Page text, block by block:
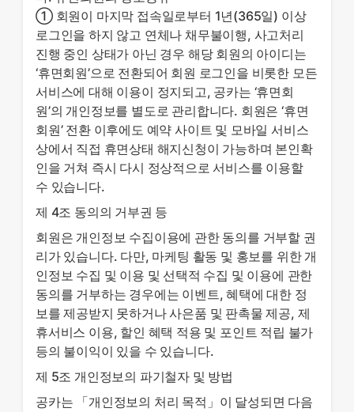
① 회원이 마지막 접속일로부터 1년(365일) 이상
로그인을 하지 않고 연체나 채무불이행, 사고처리
진행 중인 상태가 아닌 경우 해당 회원의 아이디는
‘휴면회원’으로 전환되어 회원 로그인을 비롯한 모든
서비스에 대해 이용이 정지되고, 공카는 ‘휴면회
원’의 개인정보를 별도로 관리합니다. 회원은 ‘휴면
회원’ 전환 이후에도 예약 사이트 및 모바일 서비스
상에서 직접 휴면상태 해지신청이 가능하며 본인확
인을 거쳐 즉시 다시 정상적으로 서비스를 이용할
수 있습니다.
제 4조 동의의 거부권 등
회원은 개인정보 수집이용에 관한 동의를 거부할 권
리가 있습니다. 다만, 마케팅 활동 및 홍보를 위한 개
인정보 수집 및 이용 및 선택적 수집 및 이용에 관한
동의를 거부하는 경우에는 이벤트, 혜택에 대한 정
보를 제공받지 못하거나 사은품 및 판촉물 제공, 제
휴서비스 이용, 할인 혜택 적용 및 포인트 적립 불가
등의 불이익이 있을 수 있습니다.
제 5조 개인정보의 파기철자 및 방법
공카는 「개인정보의 처리 목적」이 달성되면 다음